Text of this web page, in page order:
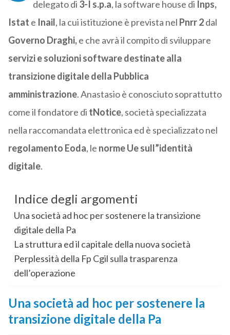
delegato di 3-I s.p.a, la software house di Inps,
Istat e Inail, la cui istituzione è prevista nel Pnrr 2dal
Governo Draghi,e che avrà il compito di sviluppare
servizi e soluzioni software destinate alla
transizione digitale della Pubblica
amministrazione. Anastasio è conosciuto soprattutto
come il fondatore di tNotice, società specializzata
nella raccomandata elettronica ed è specializzato nel
regolamento Eoda, le norme Ue sull”identità
digitale.
Indice degli argomenti
Una società ad hoc per sostenere la transizione
digitale della Pa
La struttura ed il capitale della nuova società
Perplessità della Fp Cgil sulla trasparenza
dell’operazione
Una società ad hoc per sostenere la
transizione digitale della Pa